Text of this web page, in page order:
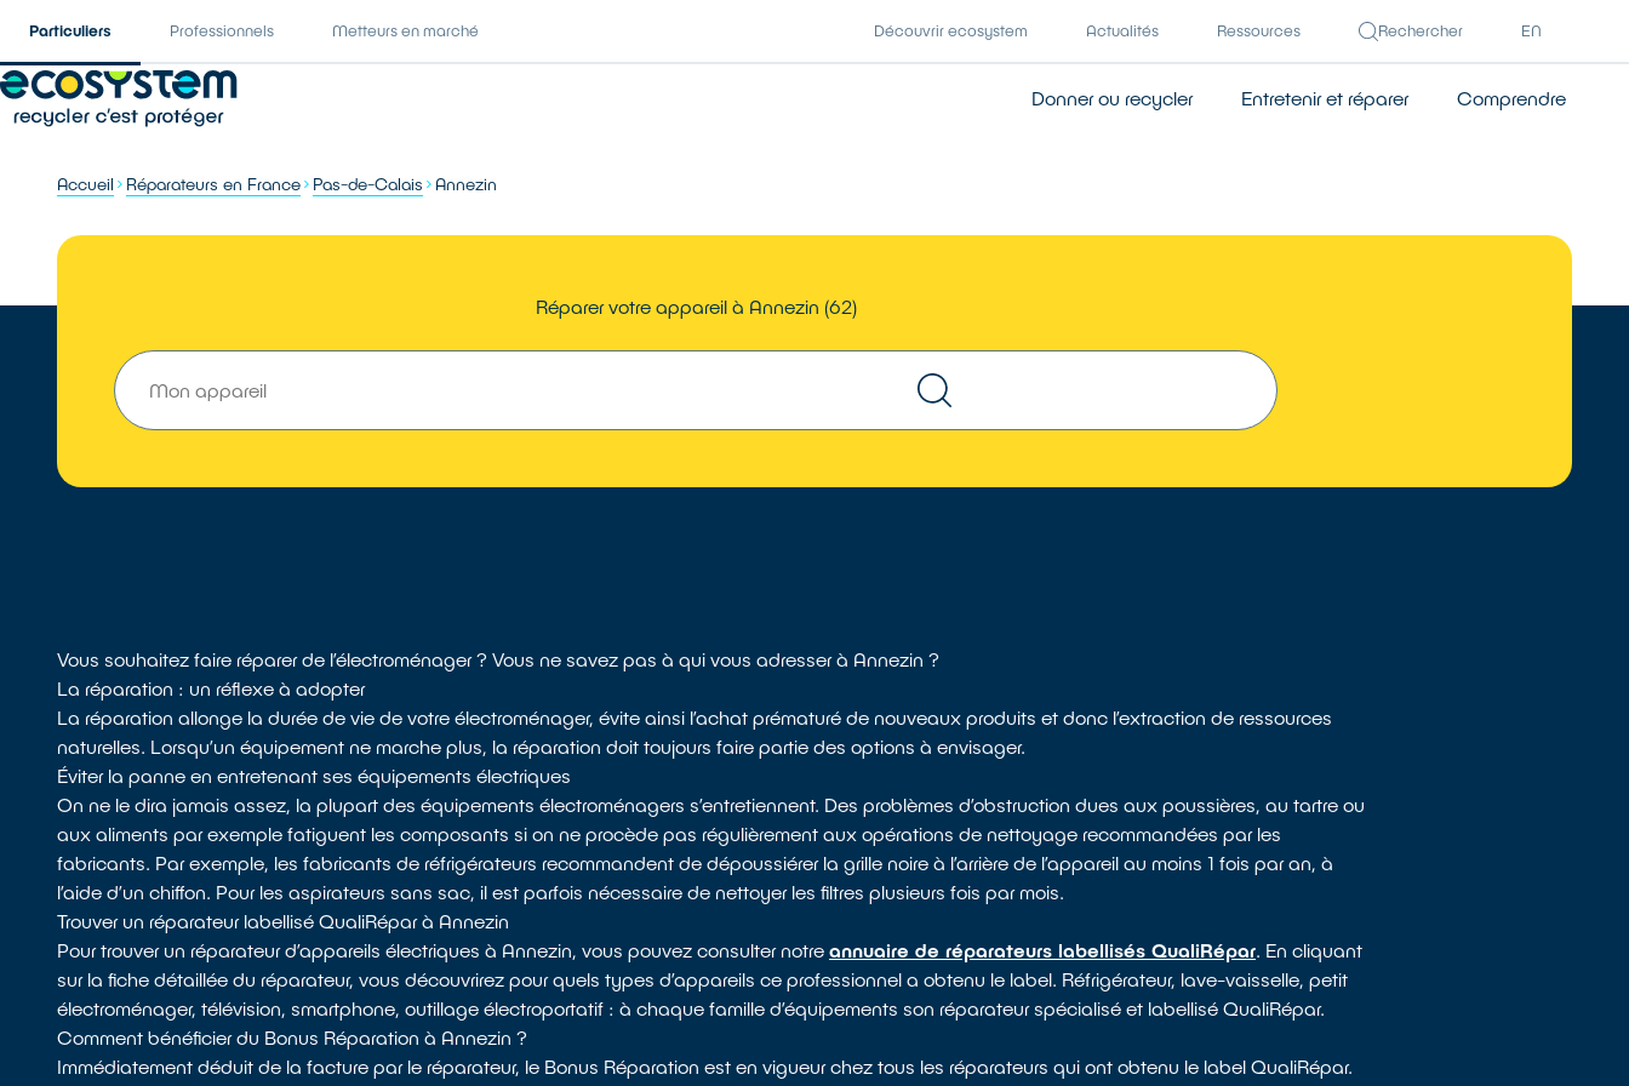
Particuliers Professionnels Metteurs en marché Découvrir ecosystem Actualités Ressources Rechercher EN
Donner ou recycler Entretenir et réparer Comprendre
Accueil Réparateurs en France Pas-de-Calais Annezin
Réparer votre appareil à Annezin (62)
Vous souhaitez faire réparer de l’électroménager ? Vous ne savez pas à qui vous adresser à Annezin ?
La réparation : un réflexe à adopter
La réparation allonge la durée de vie de votre électroménager, évite ainsi l’achat prématuré de nouveaux produits et donc l’extraction de ressources
naturelles. Lorsqu’un équipement ne marche plus, la réparation doit toujours faire partie des options à envisager.
Éviter la panne en entretenant ses équipements électriques
On ne le dira jamais assez, la plupart des équipements électroménagers s’entretiennent. Des problèmes d’obstruction dues aux poussières, au tartre ou
aux aliments par exemple fatiguent les composants si on ne procède pas régulièrement aux opérations de nettoyage recommandées par les
fabricants. Par exemple, les fabricants de réfrigérateurs recommandent de dépoussiérer la grille noire à l’arrière de l’appareil au moins 1 fois par an, à
l’aide d’un chiffon. Pour les aspirateurs sans sac, il est parfois nécessaire de nettoyer les filtres plusieurs fois par mois.
Trouver un réparateur labellisé QualiRépar à Annezin
Pour trouver un réparateur d’appareils électriques à Annezin, vous pouvez consulter notreannuaire de réparateurs labellisés QualiRépar. En cliquant
sur la fiche détaillée du réparateur, vous découvrirez pour quels types d’appareils ce professionnel a obtenu le label. Réfrigérateur, lave-vaisselle, petit
électroménager, télévision, smartphone, outillage électroportatif : à chaque famille d’équipements son réparateur spécialisé et labellisé QualiRépar.
Comment bénéficier du Bonus Réparation à Annezin ?
Immédiatement déduit de la facture par le réparateur, le Bonus Réparation est en vigueur chez tous les réparateurs qui ont obtenu le label QualiRépar.